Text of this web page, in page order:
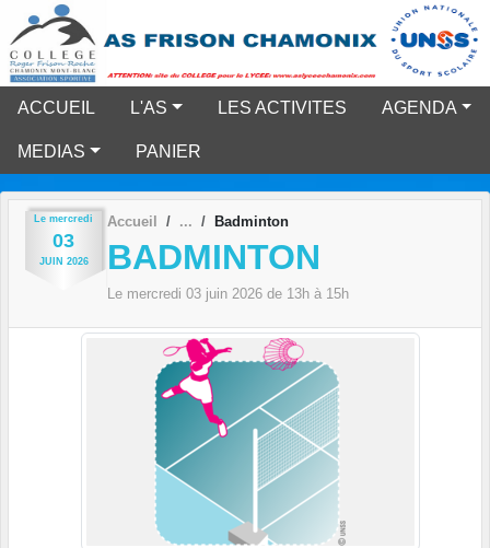
ACCUEIL L'AS LES ACTIVITES AGENDA
MEDIAS PANIER
Le mercredi
03
JUIN 2026
Accueil Badminton
BADMINTON
Le mercredi 03 juin 2026 de 13h à 15h
Panneau de gestion des cookies